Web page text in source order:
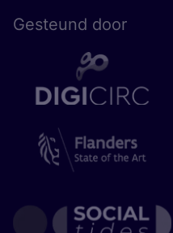
Gesteund door